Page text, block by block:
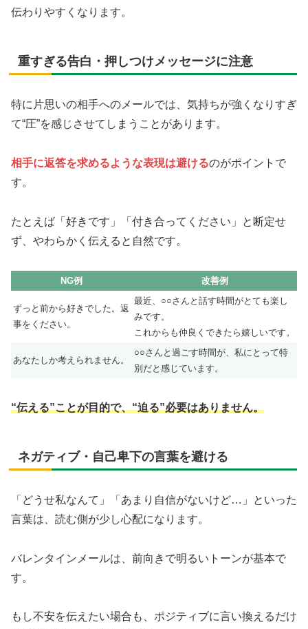
伝わりやすくなります。
重すぎる告白・押しつけメッセージに注意
特に片思いの相手へのメールでは、気持ちが強くなりすぎ
て“圧”を感じさせてしまうことがあります。
相手に返答を求めるような表現は避けるのがポイントで
す。
たとえば「好きです」「付き合ってください」と断定せ
ず、やわらかく伝えると自然です。
NG例 改善例
ずっと前から好きでした。返
事をください。
最近、○○さんと話す時間がとても楽し
みです。
これからも仲良くできたら嬉しいです。
あなたしか考えられません。
○○さんと過ごす時間が、私にとって特
別だと感じています。
“伝える”ことが目的で、“迫る”必要はありません。
ネガティブ・自己卑下の言葉を避ける
「どうせ私なんて」「あまり自信がないけど…」といった
言葉は、読む側が少し心配になります。
バレンタインメールは、前向きで明るいトーンが基本で
す。
もし不安を伝えたい場合も、ポジティブに言い換えるだけ